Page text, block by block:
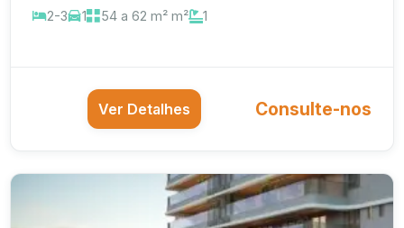
2-3
1 54 a 62 m² m² 1
Ver Detalhes Consulte-nos